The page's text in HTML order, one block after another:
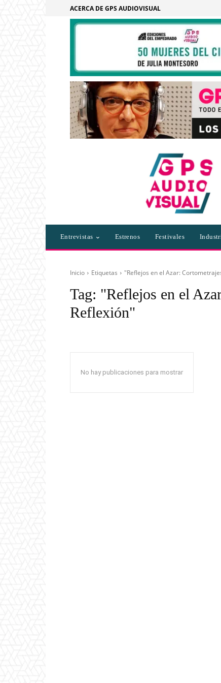
ACERCA DE GPS AUDIOVISUAL
Entrevistas Estrenos Festivales
Inicio Etiquetas "Reflejos en el Azar:
Tag: "Reflejos en el
Reflexión"
No hay publicaciones para mostrar